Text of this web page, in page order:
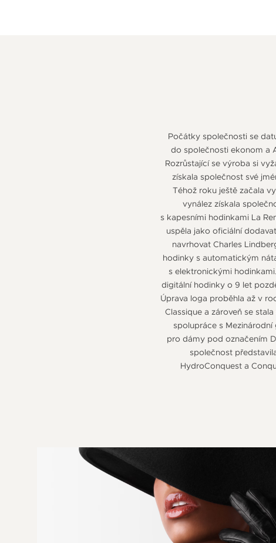
Počátky společnosti se
do společnosti ekonom a
Rozrůstající se výroba si
získala společnost své
Téhož roku ještě začala
vynález získala
s kapesními hodinkami La
uspěla jako oficiální
navrhovat Charles
hodinky s automatickým
s elektronickými
digitální hodinky o 9 let
Úprava loga proběhla až v
Classique a zároveň se
spolupráce s
pro dámy pod označením
společnost
HydroConquest a